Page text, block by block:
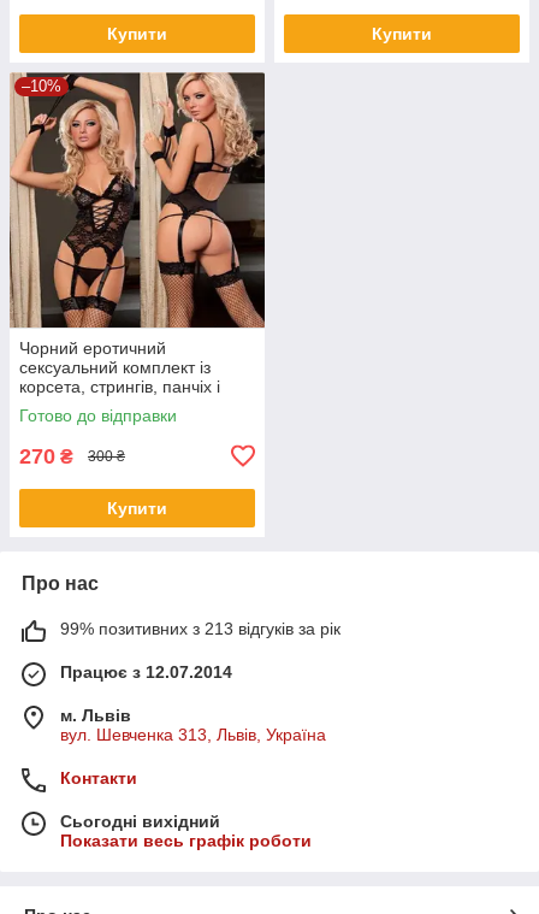
Купити Купити
–10%
Чорний еротичний
сексуальний комплект із
корсета, стрингів, панчіх і
наручників
Готово до відправки
270 ₴ 300 ₴
Купити
Про нас
99% позитивних з 213 відгуків за рік
Працює з 12.07.2014
м. Львів
вул. Шевченка 313, Львів, Україна
Контакти
Сьогодні вихідний
Показати весь графік роботи